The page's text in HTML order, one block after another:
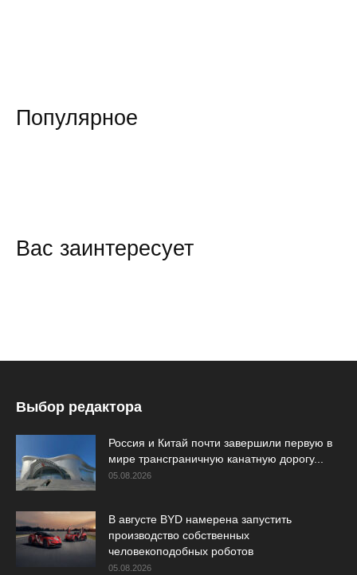
Популярное
Вас заинтересует
Выбор редактора
Россия и Китай почти завершили первую в
мире трансграничную канатную дорогу...
05.08.2026
В августе BYD намерена запустить
производство собственных
человекоподобных роботов
05.08.2026